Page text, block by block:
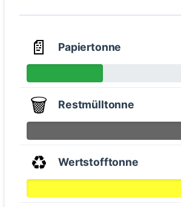
📄 Papiertonne
🗑️ Restmülltonne
♻️ Wertstofftonne